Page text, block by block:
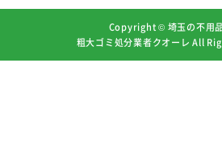
Copyright © 埼玉の不用
粗大ゴミ処分業者クオーレ All